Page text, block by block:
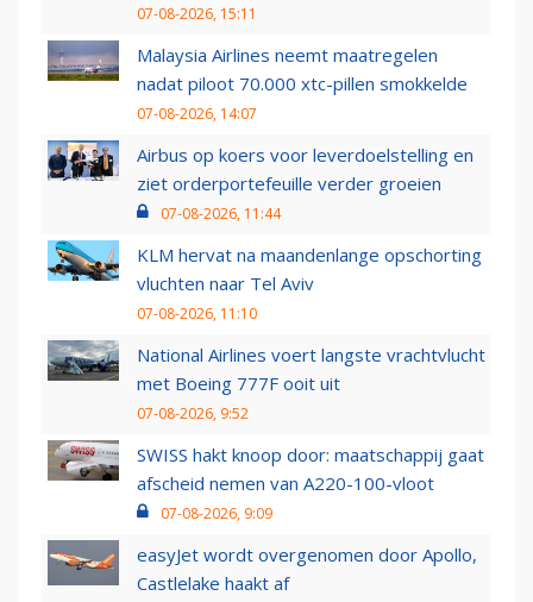
07-08-2026, 15:11
Malaysia Airlines neemt maatregelen
nadat piloot 70.000 xtc-pillen smokkelde
07-08-2026, 14:07
Airbus op koers voor leverdoelstelling en
ziet orderportefeuille verder groeien
07-08-2026, 11:44
KLM hervat na maandenlange opschorting
vluchten naar Tel Aviv
07-08-2026, 11:10
National Airlines voert langste vrachtvlucht
met Boeing 777F ooit uit
07-08-2026, 9:52
SWISS hakt knoop door: maatschappij gaat
afscheid nemen van A220-100-vloot
07-08-2026, 9:09
easyJet wordt overgenomen door Apollo,
Castlelake haakt af